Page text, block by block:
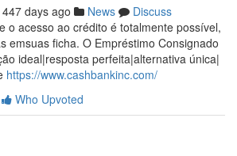
447 days ago News
Discuss
o acesso ao crédito é totalmente possível,
emsuas ficha. O Empréstimo Consignado
ideal|resposta perfeita|alternativa única|
https://www.cashbankinc.com/
Who Upvoted